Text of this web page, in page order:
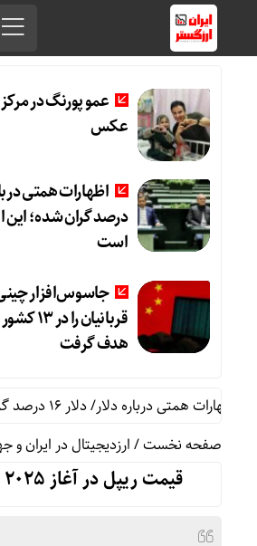
عمو پورنگ در
عکس
درصد گران شده؛
است
جاسوس‌افزار
قربانیان
هدف گرفت
همتی درباره دلار/ دلار ۱۶ درصد گران شده؛ این افزایش طبیعی است
صفحه نخست/ارزدیجیتال در ایران و
قیمت ریپل در آغاز ۲۰۲۵ منفجر شد